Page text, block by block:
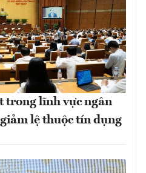
trong lĩnh vực ngân
lệ thuộc tín dụng